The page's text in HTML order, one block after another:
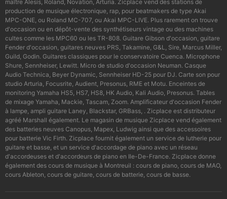
maître Alesis, Roland, Novation, Arturia. Zicplace vend des stations de
production de musique électronique, rap, pour beatmakers de type Akai
MPC-ONE, ou Roland MC-707, ou Akai MPC-LIVE. Plus rarement on trouve
d'occasion ou en dépôt-vente des synthétiseurs vintage ou des machines
cultes comme les MPC60 ou les TR-808. Guitare Gibson d'occasion, guitare
Fender d'occasion, guitares neuves PRS, Takamine, G&L, Sire, Marcus Miller,
Guild, Godin. Guitares classiques pour le conservatoire Cuenca. Microphone
Shure, Sennheiser, Lewitt. Micro de studio d'occasion Neuman. Casque
Audio Technica, Beyer Dynamic, Sennheiser HD-25 pour DJ. Carte son pour
studio Arturia, Focusrite, Audient, Presonus, RME et Motu. Enceintes de
monitoring Yamaha HS5, HS7, HS8, HK Audio, Kali Audio, Presonus. Tables
de mixage Yamaha, Mackie, Tascam, Zoom. Amplificateur d'occasion Fender
à lampe, ampli guitare Laney, Blackstar, GRBass, . Zicplace est distributeur
agréé Marshall également. Le magasin de musique Zicplace vend également
des batteries neuves Canopus, Mapex, Ludwig ainsi que des accessoires
pour batterie Vic Firth. Zicplace fournit également un service de lutherie pour
guitare et basse, et un service d'accordage de piano avec un réseau
d'accordeuses et d'accordeurs de piano en Ile-De-France. Zicplace donne
également des cours de musique à Montreuil : cours de piano, cours de MAO,
cours Ableton, cours de guitare, cours de batterie, cours de basse.